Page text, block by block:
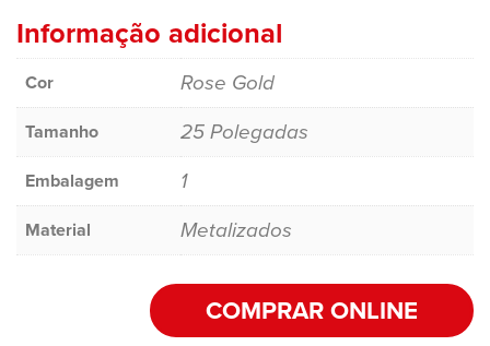
Informação adicional
Cor Rose Gold
Tamanho 25 Polegadas
Embalagem 1
Material Metalizados
COMPRAR ONLINE